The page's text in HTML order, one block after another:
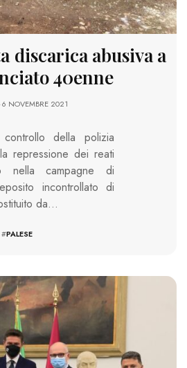
discarica abusiva a
40enne
6 NOVEMBRE 2021
controllo della polizia
repressione dei reati
nella campagne di
incontrollato di
da…
#PALESE